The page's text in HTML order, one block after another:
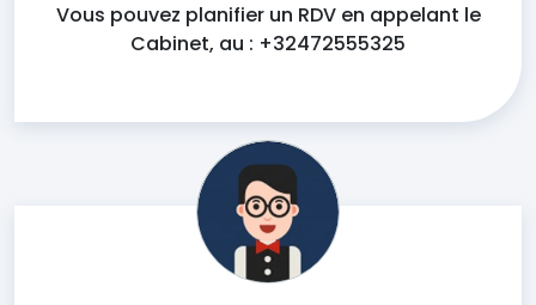
Vous pouvez planifier un RDV en appelant le
Cabinet, au : +32472555325